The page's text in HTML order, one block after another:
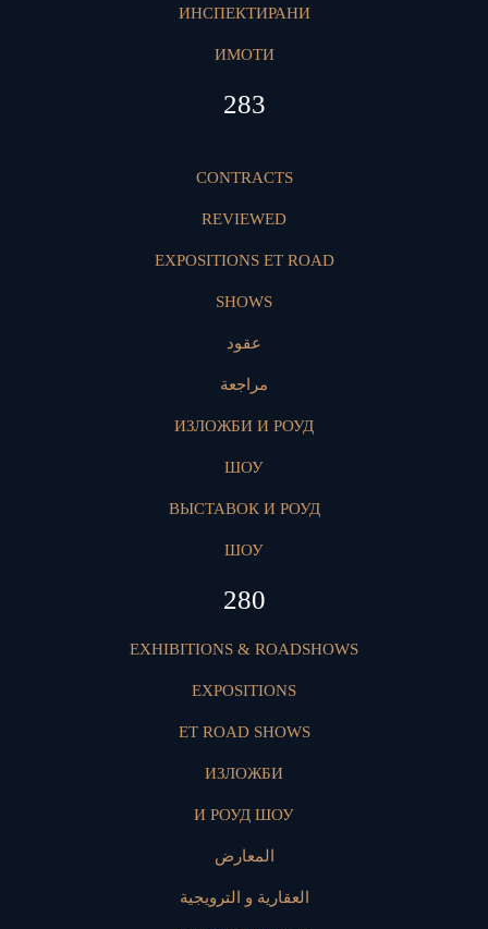
ИНСПЕКТИРАНИ
ИМОТИ
421
CONTRACTS
REVIEWED
EXPOSITIONS ET ROAD
SHOWS
عقود
مراجعة
ИЗЛОЖБИ И РОУД
ШОУ
ВЫСТАВОК И РОУД
ШОУ
417
EXHIBITIONS & ROADSHOWS
EXPOSITIONS
ET ROAD SHOWS
ИЗЛОЖБИ
И РОУД ШОУ
المعارض
العقارية و الترويجية